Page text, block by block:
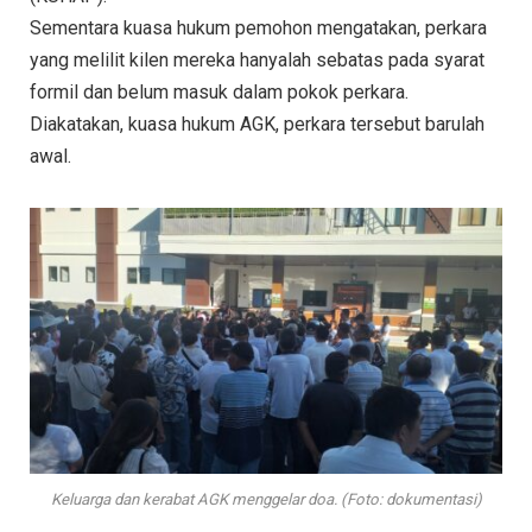
Sementara kuasa hukum pemohon mengatakan, perkara
yang melilit kilen mereka hanyalah sebatas pada syarat
formil dan belum masuk dalam pokok perkara.
Diakatakan, kuasa hukum AGK, perkara tersebut barulah
awal.
Keluarga dan kerabat AGK menggelar doa. (Foto: dokumentasi)